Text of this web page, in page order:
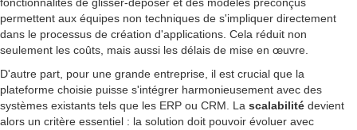
fonctionnalités de glisser-déposer et des modèles préconçus
permettent aux équipes non techniques de s'impliquer directement
dans le processus de création d'applications. Cela réduit non
seulement les coûts, mais aussi les délais de mise en œuvre.
D'autre part, pour une grande entreprise, il est crucial que la
plateforme choisie puisse s'intégrer harmonieusement avec des
systèmes existants tels que les ERP ou CRM. La scalabilité devient
alors un critère essentiel : la solution doit pouvoir évoluer avec